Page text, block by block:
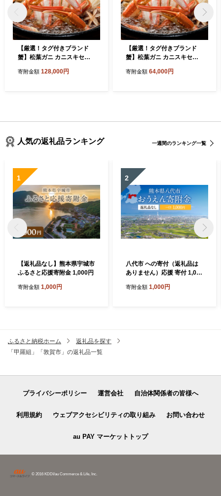
【厳選！タグ付きブランド
蟹】松葉ガニ カニスキセッ
スキのだし付
寄附金額 128,000円
【厳選！タグ付きブランド
蟹】松葉ガニ カニスキセッ
スキのだし付
寄附金額 64,000円
人気の返礼品ランキング 一週間のランキング一覧
1
【返礼品なし】熊本県宇城市
ふるさと応援寄附金 1,000円
寄附金額 1,000円
2
八代市 への寄付（返礼品は
ありません）応援 寄付 1,000
寄附金額 1,000円
ふるさと納税ホーム
返礼品を探す
「甲羅組」「敦賀市」の返礼品一覧
プライバシーポリシー 運営会社 自治体関係者の皆様へ
利用規約 ウェブアクセシビリティの取り組み お問い合わせ
au PAY マーケットトップ
© 2016 KDDI/au Commerce & Life, Inc.